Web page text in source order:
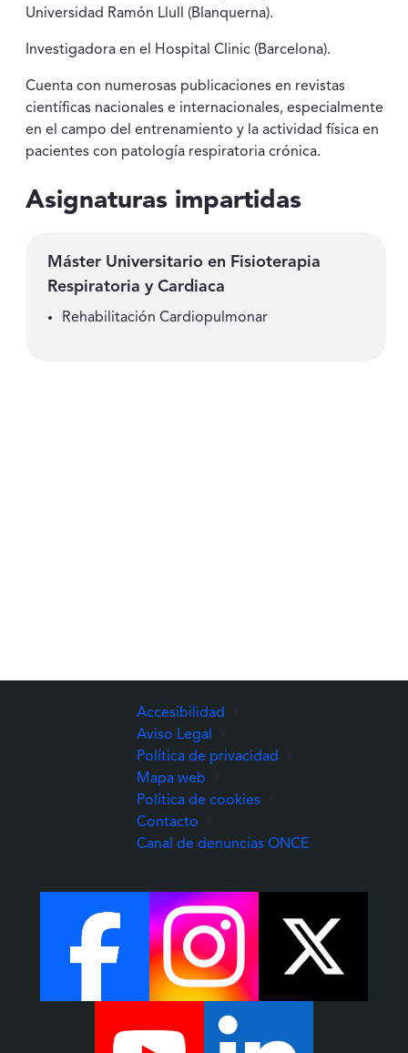
Universidad Ramón Llull (Blanquerna).
Investigadora en el Hospital Clinic (Barcelona).
Cuenta con numerosas publicaciones en revistas
científicas nacionales e internacionales, especialmente
en el campo del entrenamiento y la actividad física en
pacientes con patología respiratoria crónica.
Asignaturas impartidas
Máster Universitario en Fisioterapia
Respiratoria y Cardiaca
Rehabilitación Cardiopulmonar
Accesibilidad
Aviso Legal
Política de privacidad
Mapa web
Política de cookies
Contacto
Canal de denuncias ONCE(Abre una